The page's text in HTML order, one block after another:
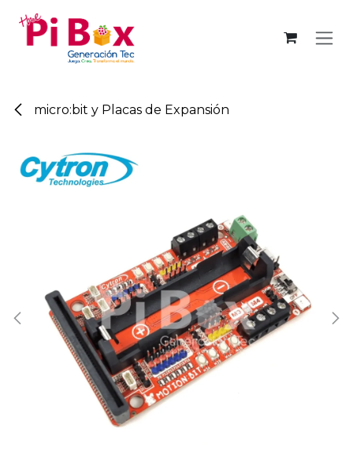
micro:bit y Placas de Expansión